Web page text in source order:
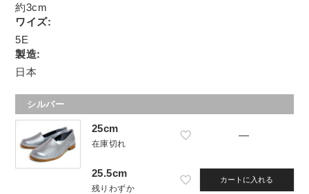
約3cm
ワイズ:
5E
製造:
日本
シルバー
25cm
在庫切れ
—
25.5cm
残りわずか
カートに入れる